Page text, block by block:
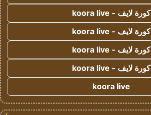
كورة لايف - koora live
كورة لايف - koora live
كورة لايف - koora live
كورة لايف - koora live
koora live